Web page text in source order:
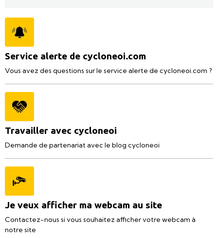
Service alerte de cycloneoi.com
Vous avez des questions sur le service alerte de cycloneoi.com ?
Travailler avec cycloneoi
Demande de partenariat avec le blog cycloneoi
Je veux afficher ma webcam au site
Contactez-nous si vous souhaitez afficher votre webcam à
notre site